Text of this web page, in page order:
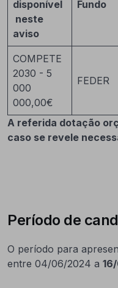
disponível
neste
aviso
Fundo
COMPETE
2030 - 5
000
000,00€
FEDER
A referida dotação
caso se revele
Período de
O período para
entre 04/06/2024 a